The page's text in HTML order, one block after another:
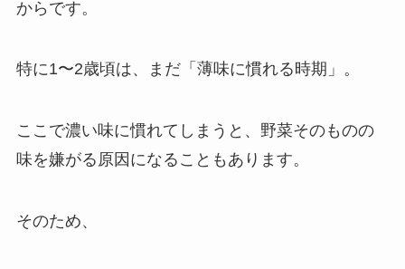
からです。
特に1〜2歳頃は、まだ「薄味に慣れる時期」。
ここで濃い味に慣れてしまうと、野菜そのものの
味を嫌がる原因になることもあります。
そのため、